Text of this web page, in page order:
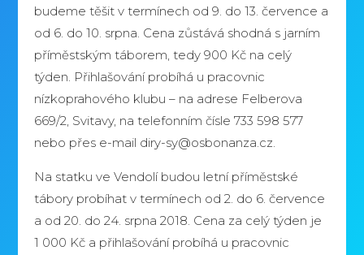
budeme těšit v termínech od 9. do 13. července a
od 6. do 10. srpna. Cena zůstává shodná s jarním
příměstským táborem, tedy 900 Kč na celý
týden. Přihlašování probíhá u pracovnic
nízkoprahového klubu – na adrese Felberova
669/2, Svitavy, na telefonním čísle 733 598 577
nebo přes e-mail diry-sy@osbonanza.cz.
Na statku ve Vendolí budou letní příměstské
tábory probíhat v termínech od 2. do 6. července
a od 20. do 24. srpna 2018. Cena za celý týden je
1 000 Kč a přihlašování probíhá u pracovnic